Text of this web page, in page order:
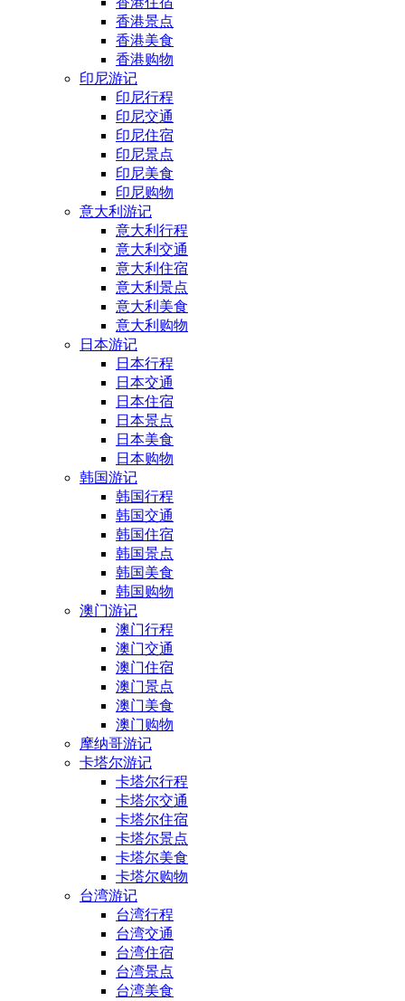
香港景点
香港美食
香港购物
印尼游记
印尼行程
印尼交通
印尼住宿
印尼景点
印尼美食
印尼购物
意大利游记
意大利行程
意大利交通
意大利住宿
意大利景点
意大利美食
意大利购物
日本游记
日本行程
日本交通
日本住宿
日本景点
日本美食
日本购物
韩国游记
韩国行程
韩国交通
韩国住宿
韩国景点
韩国美食
韩国购物
澳门游记
澳门行程
澳门交通
澳门住宿
澳门景点
澳门美食
澳门购物
摩纳哥游记
卡塔尔游记
卡塔尔行程
卡塔尔交通
卡塔尔住宿
卡塔尔景点
卡塔尔美食
卡塔尔购物
台湾游记
台湾行程
台湾交通
台湾住宿
台湾景点
台湾美食